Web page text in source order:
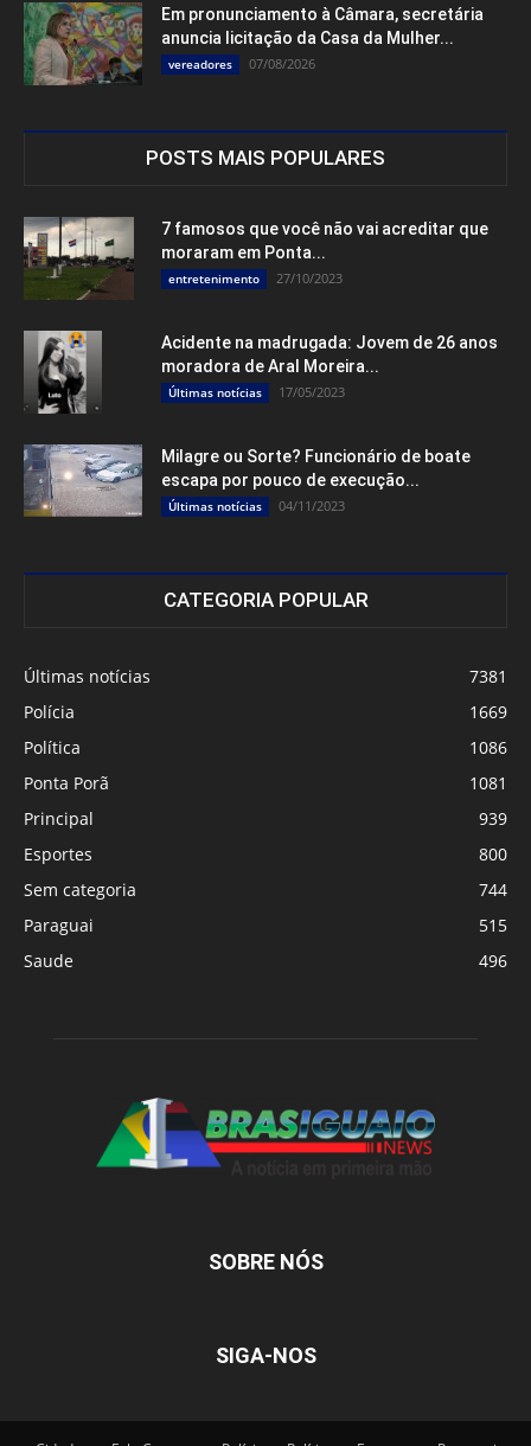
Em pronunciamento à Câmara, secretária
anuncia licitação da Casa da Mulher...
vereadores 07/08/2026
POSTS MAIS POPULARES
7 famosos que você não vai acreditar que
moraram em Ponta...
entretenimento 27/10/2023
Acidente na madrugada: Jovem de 26 anos
moradora de Aral Moreira...
Últimas notícias 17/05/2023
Milagre ou Sorte? Funcionário de boate
escapa por pouco de execução...
Últimas notícias 04/11/2023
CATEGORIA POPULAR
Últimas notícias
7381
Polícia
1669
Política
1086
Ponta Porã
1081
Principal
939
Esportes
800
Sem categoria
744
Paraguai
515
Saude
496
SOBRE NÓS
SIGA-NOS